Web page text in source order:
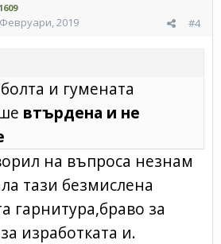
1609
#4
2019
и гумената
втърдена и не
на въпроса незнам
тази безмислена
гарнитура,браво за
изработката и.